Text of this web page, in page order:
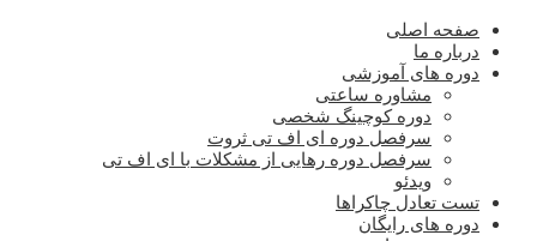
صفحه اصلی
درباره ما
دوره های آموزشی
مشاوره ساعتی
دوره کوچینگ شخصی
سرفصل دوره ای اف تی ثروت
سرفصل دوره رهایی از مشکلات با ای اف تی
ویدئو
تست تعادل چاکراها
دوره های رایگان